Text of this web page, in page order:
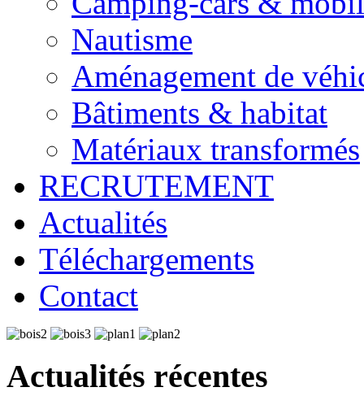
Nautisme
Aménagement de
Bâtiments & habitat
Matériaux transformés
RECRUTEMENT
Actualités
Téléchargements
Contact
Actualités récentes